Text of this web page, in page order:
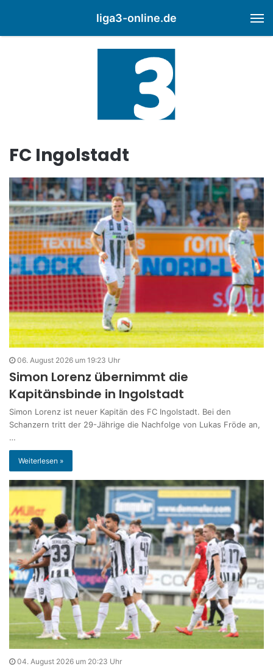
liga3-online.de
FC Ingolstadt
06. August 2026 um 19:23 Uhr
Simon Lorenz übernimmt die
Kapitänsbinde in Ingolstadt
Simon Lorenz ist neuer Kapitän des FC Ingolstadt. Bei den
Schanzern tritt der 29-Jährige die Nachfolge von Lukas Fröde an,
…
Weiterlesen »
04. August 2026 um 20:23 Uhr